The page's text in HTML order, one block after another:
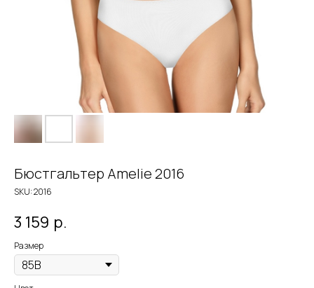
Бюстгальтер Amelie 2016
SKU:2016
3 159 р.
Размер